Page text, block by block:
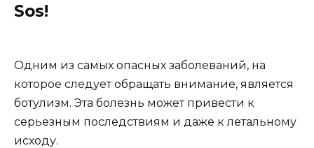
Sos!
Одним из самых опасных заболеваний, на
которое следует обращать внимание, является
ботулизм. Эта болезнь может привести к
серьезным последствиям и даже к летальному
исходу.